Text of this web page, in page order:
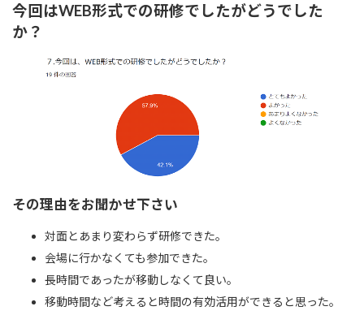
今回はWEB形式での研修でしたがどうでした
か？
その理由をお聞かせ下さい
対面とあまり変わらず研修できた。
会場に行かなくても参加できた。
長時間であったが移動しなくて良い。
移動時間など考えると時間の有効活用ができると思った。